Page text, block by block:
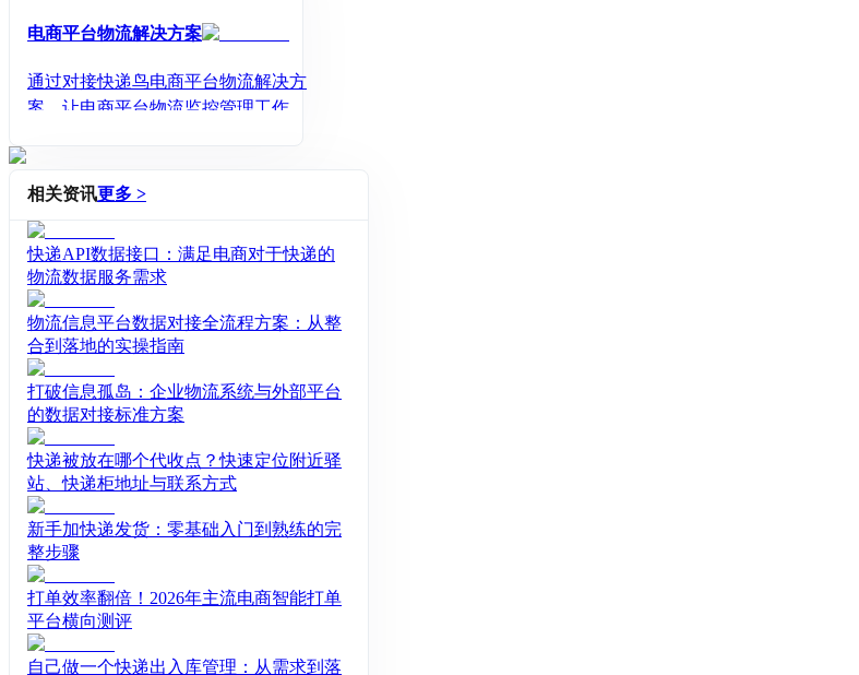
短信营销服务。
电商平台物流解决方案
通过对接快递鸟电商平台物流解决方
案，让电商平台物流监控管理工作变
PI接口。
相关资讯更多 >
快递API数据接口：满足电商对于快递的
物流数据服务需求
物流信息平台数据对接全流程方案：从整
合到落地的实操指南
打破信息孤岛：企业物流系统与外部平台
的数据对接标准方案
快递被放在哪个代收点？快速定位附近驿
站、快递柜地址与联系方式
新手加快递发货：零基础入门到熟练的完
整步骤
打单效率翻倍！2026年主流电商智能打单
平台横向测评
自己做一个快递出入库管理：从需求到落